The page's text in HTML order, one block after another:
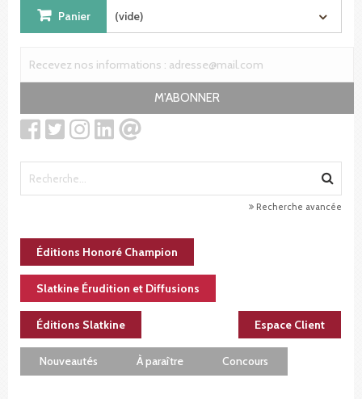
Panier (vide)
M'ABONNER
Recherche avancée
Éditions Honoré Champion
Slatkine Érudition et Diffusions
Éditions Slatkine Espace Client
Nouveautés À paraître Concours